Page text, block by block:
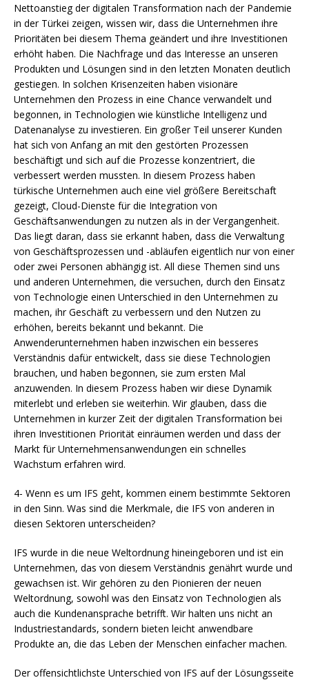
Nettoanstieg der digitalen Transformation nach der Pandemie
in der Türkei zeigen, wissen wir, dass die Unternehmen ihre
Prioritäten bei diesem Thema geändert und ihre Investitionen
erhöht haben. Die Nachfrage und das Interesse an unseren
Produkten und Lösungen sind in den letzten Monaten deutlich
gestiegen. In solchen Krisenzeiten haben visionäre
Unternehmen den Prozess in eine Chance verwandelt und
begonnen, in Technologien wie künstliche Intelligenz und
Datenanalyse zu investieren. Ein großer Teil unserer Kunden
hat sich von Anfang an mit den gestörten Prozessen
beschäftigt und sich auf die Prozesse konzentriert, die
verbessert werden mussten. In diesem Prozess haben
türkische Unternehmen auch eine viel größere Bereitschaft
gezeigt, Cloud-Dienste für die Integration von
Geschäftsanwendungen zu nutzen als in der Vergangenheit.
Das liegt daran, dass sie erkannt haben, dass die Verwaltung
von Geschäftsprozessen und -abläufen eigentlich nur von einer
oder zwei Personen abhängig ist. All diese Themen sind uns
und anderen Unternehmen, die versuchen, durch den Einsatz
von Technologie einen Unterschied in den Unternehmen zu
machen, ihr Geschäft zu verbessern und den Nutzen zu
erhöhen, bereits bekannt und bekannt. Die
Anwenderunternehmen haben inzwischen ein besseres
Verständnis dafür entwickelt, dass sie diese Technologien
brauchen, und haben begonnen, sie zum ersten Mal
anzuwenden. In diesem Prozess haben wir diese Dynamik
miterlebt und erleben sie weiterhin. Wir glauben, dass die
Unternehmen in kurzer Zeit der digitalen Transformation bei
ihren Investitionen Priorität einräumen werden und dass der
Markt für Unternehmensanwendungen ein schnelles
Wachstum erfahren wird.
4- Wenn es um IFS geht, kommen einem bestimmte Sektoren
in den Sinn. Was sind die Merkmale, die IFS von anderen in
diesen Sektoren unterscheiden?
IFS wurde in die neue Weltordnung hineingeboren und ist ein
Unternehmen, das von diesem Verständnis genährt wurde und
gewachsen ist. Wir gehören zu den Pionieren der neuen
Weltordnung, sowohl was den Einsatz von Technologien als
auch die Kundenansprache betrifft. Wir halten uns nicht an
Industriestandards, sondern bieten leicht anwendbare
Produkte an, die das Leben der Menschen einfacher machen.
Der offensichtlichste Unterschied von IFS auf der Lösungsseite